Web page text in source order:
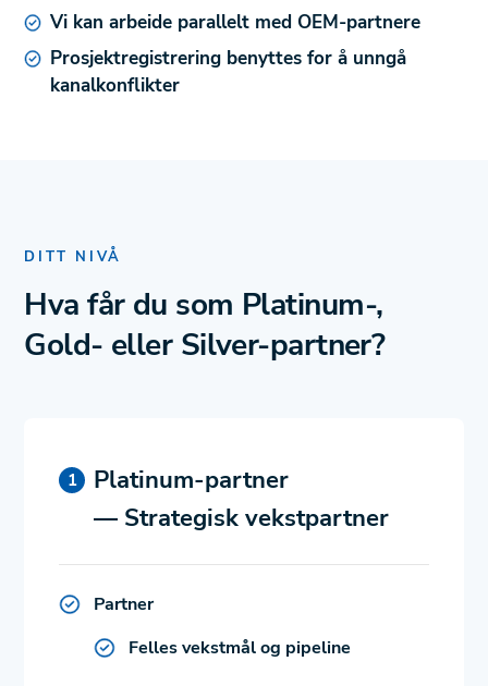
Vi kan arbeide parallelt med OEM-partnere
Prosjektregistrering benyttes for å unngå
kanalkonflikter
DITT NIVÅ
Hva får du som Platinum-,
Gold- eller Silver-partner?
Platinum-partner
— Strategisk vekstpartner
Partner
Felles vekstmål og pipeline